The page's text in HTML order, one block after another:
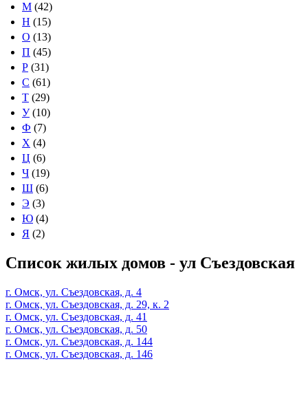
М (42)
Н (15)
О (13)
П (45)
Р (31)
С (61)
Т (29)
У(10)
Ф (7)
Х (4)
Ц (6)
Ч (19)
Ш (6)
Э (3)
Ю (4)
Я (2)
Список жилых домов - ул Съездовская
г. Омск, ул. Съездовская, д. 4
г. Омск, ул. Съездовская, д. 29, к. 2
г. Омск, ул. Съездовская, д. 41
г. Омск, ул. Съездовская, д. 50
г. Омск, ул. Съездовская, д. 144
г. Омск, ул. Съездовская, д. 146